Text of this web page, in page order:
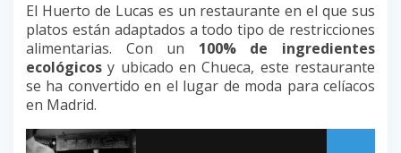
El Huerto de Lucas es un restaurante en el que sus
platos están adaptados a todo tipo de restricciones
alimentarias. Con un 100% de ingredientes
ecológicosy ubicado en Chueca, este restaurante
se ha convertido en el lugar de moda para celíacos
en Madrid.